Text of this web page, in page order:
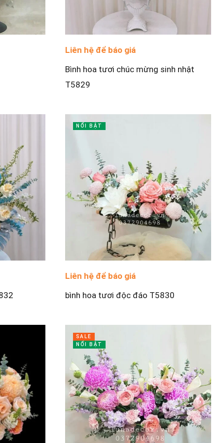
Liên hệ để báo giá
Bình hoa tươi chúc mừng sinh nhật
T5829
NỔI BẬT
Liên hệ để báo giá
bình hoa tươi độc đáo T5830
SALE
NỔI BẬT